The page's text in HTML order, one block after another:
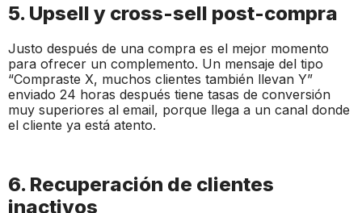
5. Upsell y cross-sell post-compra
Justo después de una compra es el mejor momento
para ofrecer un complemento. Un mensaje del tipo
“Compraste X, muchos clientes también llevan Y”
enviado 24 horas después tiene tasas de conversión
muy superiores al email, porque llega a un canal donde
el cliente ya está atento.
6. Recuperación de clientes
inactivos